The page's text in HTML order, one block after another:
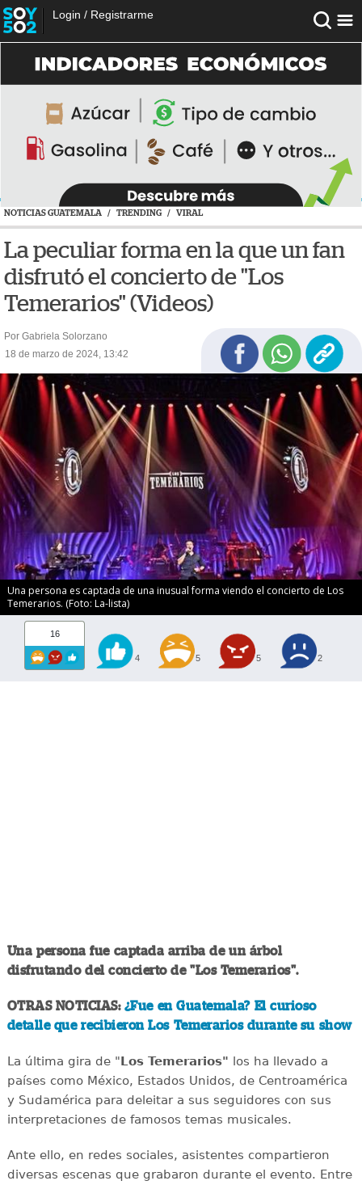
Login / Registrarme
NOTICIAS GUATEMALA / TRENDING / VIRAL
La peculiar forma en la que un fan
disfrutó el concierto de "Los
Temerarios" (Videos)
Por Gabriela Solorzano
18 de marzo de 2024, 13:42
Una persona es captada de una inusual forma viendo el concierto de Los
Temerarios. (Foto: La-lista)
16
4 5 5 2
Una persona fue captada arriba de un árbol
disfrutando del concierto de "Los Temerarios".
OTRAS NOTICIAS: ¿Fue en Guatemala? El curioso
detalle que recibieron Los Temerarios durante su show
La última gira de "Los Temerarios" los ha llevado a
países como México, Estados Unidos, de Centroamérica
y Sudamérica para deleitar a sus seguidores con sus
interpretaciones de famosos temas musicales.
Ante ello, en redes sociales, asistentes compartieron
diversas escenas que grabaron durante el evento. Entre